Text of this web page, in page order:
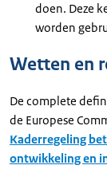
doen. Deze
worden
Wetten en
De complete
de Europese
Kaderregeling
ontwikkeling en